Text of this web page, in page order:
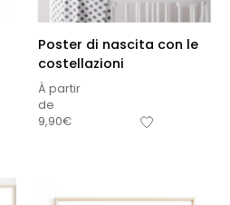
Poster di nascita con le
costellazioni
À partir
de
9,90€